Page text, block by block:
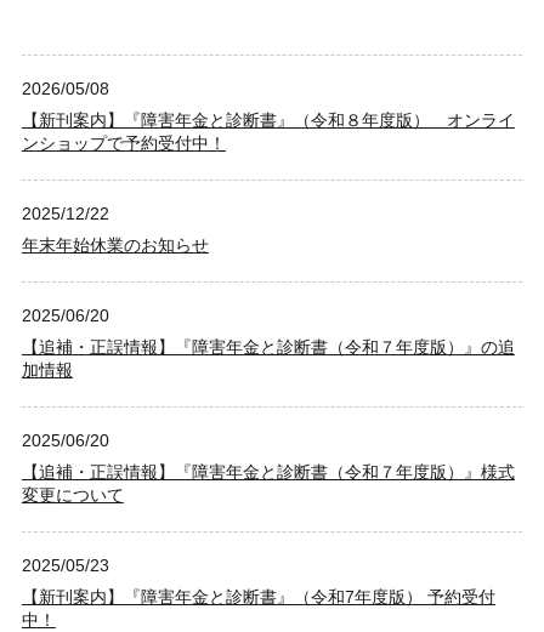
2026/05/08
【新刊案内】『障害年金と診断書』（令和８年度版） オンライ
ンショップで予約受付中！
2025/12/22
年末年始休業のお知らせ
2025/06/20
【追補・正誤情報】『障害年金と診断書（令和７年度版）』の追
加情報
2025/06/20
【追補・正誤情報】『障害年金と診断書（令和７年度版）』様式
変更について
2025/05/23
【新刊案内】『障害年金と診断書』（令和7年度版） 予約受付
中！